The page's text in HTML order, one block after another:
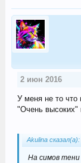
2 июн 2016
У меня не то что
"Очень высоких"
Akulina сказал(а):
На симов